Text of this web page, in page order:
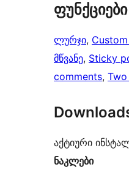
ფუნქციები
ლურჯი,
მწვანე, Sticky
comments,
აქტიური
ნაკლები